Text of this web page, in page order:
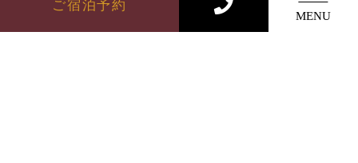
MENU
ご宿泊予約
2026/06/26 【メンテナンス】